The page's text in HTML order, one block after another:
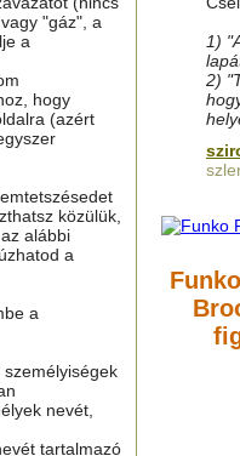
"gáz", a
a
hogy
(azért
közülük,
alábbi
a
a
nevét,
tartalmazó
1)
2)